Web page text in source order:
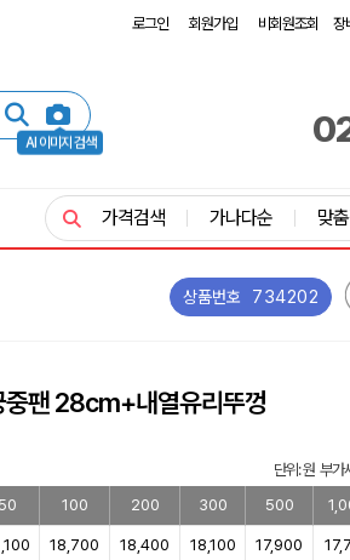
로그인 회원가입 비회원조회 장
AI 이미지 검색
가격검색 가나다순 맞
상품번호 734202
중팬 28cm+내열유리뚜껑
단위: 원 부가
100 200 300 500
18,700 18,400 18,100 17,900